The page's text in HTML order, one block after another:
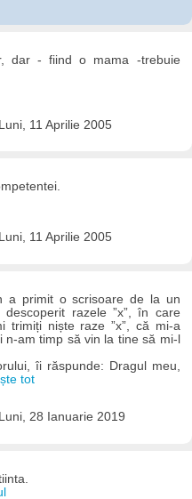
dar - fiind o mama -trebuie
Luni, 11 Aprilie 2005
Luni, 11 Aprilie 2005
a primit o scrisoare de la un
razele ”x”, în care
trimiți niște raze ”x”, că mi-a
am timp să vin la tine să mi-l
îi răspunde: Dragul meu,
tot
Luni, 28 Ianuarie 2019